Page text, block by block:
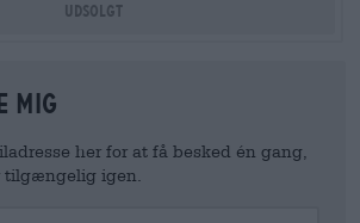
Udsolgt
mig
her for at få besked én gang,
tilgængelig igen.